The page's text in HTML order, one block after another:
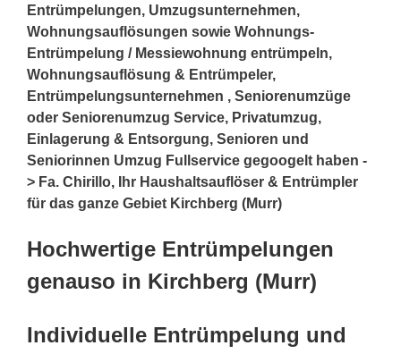
Entrümpelungen, Umzugsunternehmen,
Wohnungsauflösungen sowie Wohnungs-
Entrümpelung / Messiewohnung entrümpeln,
Wohnungsauflösung & Entrümpeler,
Entrümpelungsunternehmen , Seniorenumzüge
oder Seniorenumzug Service, Privatumzug,
Einlagerung & Entsorgung, Senioren und
Seniorinnen Umzug Fullservice gegoogelt haben -
> Fa. Chirillo, Ihr Haushaltsauflöser & Entrümpler
für das ganze Gebiet Kirchberg (Murr)
Hochwertige Entrümpelungen
genauso in Kirchberg (Murr)
Individuelle Entrümpelung und